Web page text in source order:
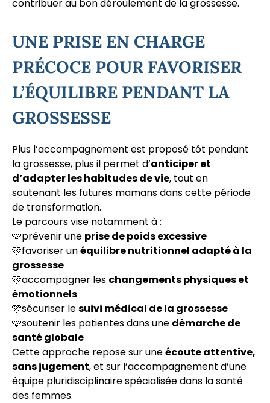
contribuer au bon déroulement de la grossesse.
UNE PRISE EN CHARGE
PRÉCOCE POUR FAVORISER
L’ÉQUILIBRE PENDANT LA
GROSSESSE
Plus l’accompagnement est proposé tôt pendant
la grossesse, plus il permet d’anticiper et
d’adapter les habitudes de vie, tout en
soutenant les futures mamans dans cette période
de transformation.
Le parcours vise notamment à :
🩷prévenir une prise de poids excessive
🩷favoriser unéquilibre nutritionnel adapté à la
grossesse
🩷accompagner les changements physiques et
émotionnels
🩷sécuriser lesuivi médical de la grossesse
🩷soutenir les patientes dans une démarche de
santé globale
Cette approche repose sur uneécoute attentive,
sans jugement, et sur l’accompagnement d’une
équipe pluridisciplinaire spécialisée dans la santé
des femmes.